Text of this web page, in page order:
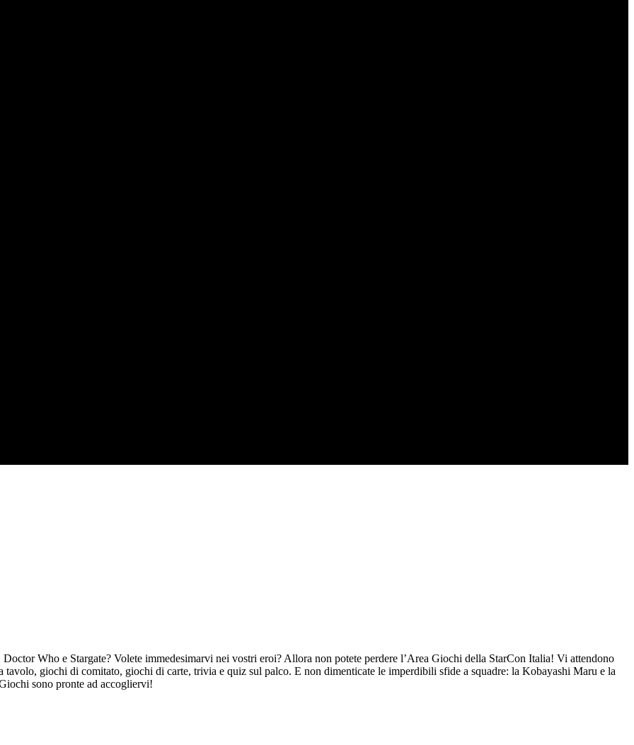
Who e Stargate? Volete immedesimarvi nei vostri eroi? Allora non potete perdere l’Area Giochi della StarCon Italia! Vi attendono
giochi di comitato, giochi di carte, trivia e quiz sul palco. E non dimenticate le imperdibili sfide a squadre: la Kobayashi Maru e la
sono pronte ad accogliervi!